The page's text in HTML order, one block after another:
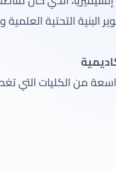
البنية التحتية
من الكليات التي